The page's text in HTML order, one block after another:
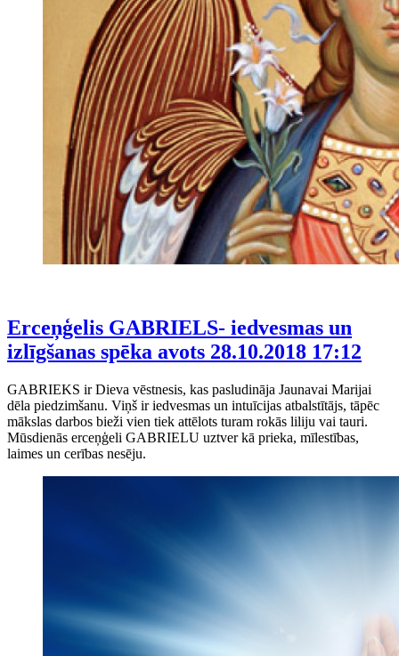
Erceņģelis GABRIELS- iedvesmas un
izlīgšanas spēka avots 28.10.2018 17:12
GABRIEKS ir Dieva vēstnesis, kas pasludināja Jaunavai Marijai
dēla piedzimšanu. Viņš ir iedvesmas un intuīcijas atbalstītājs, tāpēc
mākslas darbos bieži vien tiek attēlots turam rokās liliju vai tauri.
Mūsdienās erceņģeli GABRIELU uztver kā prieka, mīlestības,
laimes un cerības nesēju.